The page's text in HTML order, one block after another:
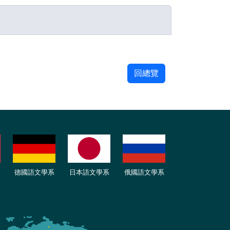
回總覽
德國語文學系 日本語文學系 俄國語文學系